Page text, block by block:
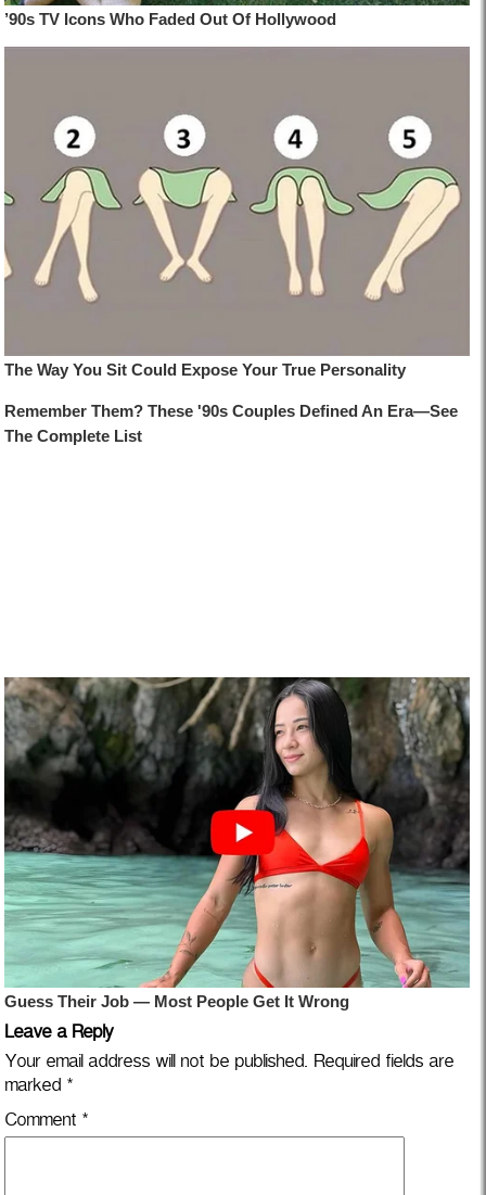
Leave a Reply
Your email address will not be published. Required fields are
marked *
Comment *